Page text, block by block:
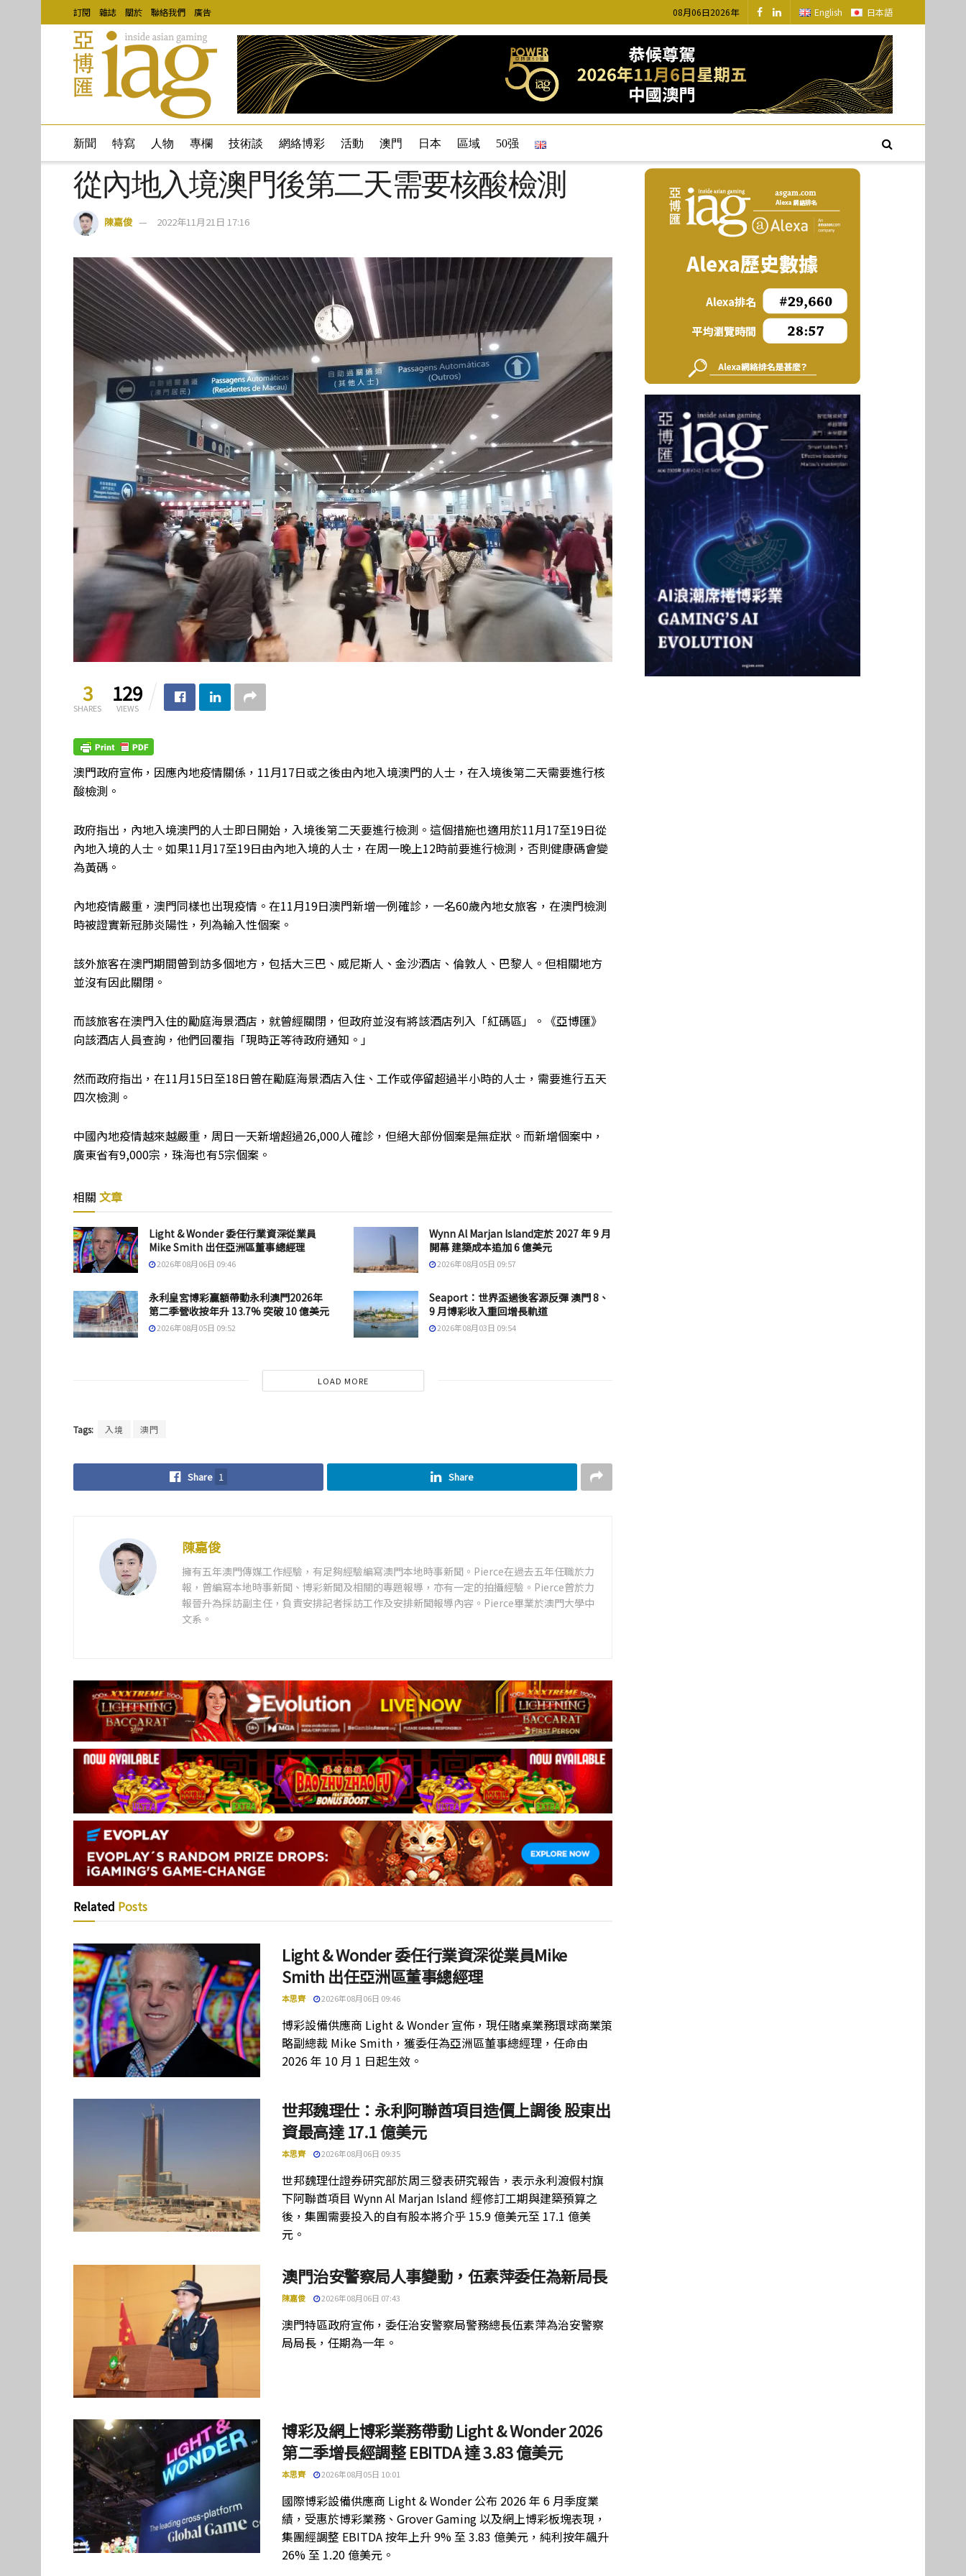
訂閱 雜誌 關於 聯絡我們 廣告 08月06日2026年 English 日本語
新聞 特寫 人物 專欄 技術談 網絡博彩 活動 澳門 日本 區域 50强
從內地入境澳門後第二天需要核酸檢測
陳嘉俊 2022年11月21日 17:16
3
SHARES
129
VIEWS
澳門政府宣佈，因應內地疫情關係，11月17日或之後由內地入境澳門的人士，在入境後第二天需要進行核
酸檢測。
政府指出，內地入境澳門的人士即日開始，入境後第二天要進行檢測。這個措施也適用於11月17至19日從
內地入境的人士。如果11月17至19日由內地入境的人士，在周一晚上12時前要進行檢測，否則健康碼會變
為黃碼。
內地疫情嚴重，澳門同樣也出現疫情。在11月19日澳門新增一例確診，一名60歲內地女旅客，在澳門檢測
時被證實新冠肺炎陽性，列為輸入性個案。
該外旅客在澳門期間曾到訪多個地方，包括大三巴、威尼斯人、金沙酒店、倫敦人、巴黎人。但相關地方
並沒有因此關閉。
而該旅客在澳門入住的勵庭海景酒店，就曾經關閉，但政府並沒有將該酒店列入「紅碼區」。《亞博匯》
向該酒店人員查詢，他們回覆指「現時正等待政府通知。」
然而政府指出，在11月15日至18日曾在勵庭海景酒店入住、工作或停留超過半小時的人士，需要進行五天
四次檢測。
中國內地疫情越來越嚴重，周日一天新增超過26,000人確診，但絕大部份個案是無症狀。而新增個案中，
廣東省有9,000宗，珠海也有5宗個案。
相關 文章
Light & Wonder 委任行業資深從業員
Mike Smith 出任亞洲區董事總經理
2026年08月06日 09:46
Wynn Al Marjan Island定於 2027 年 9 月
開幕 建築成本追加 6 億美元
2026年08月05日 09:57
永利皇宮博彩贏額帶動永利澳門2026年
第二季營收按年升 13.7% 突破 10 億美元
2026年08月05日 09:52
Seaport：世界盃過後客源反彈 澳門 8、
9 月博彩收入重回增長軌道
2026年08月03日 09:54
LOAD MORE
Tags: 入境 澳門
Share 1 Share
陳嘉俊
擁有五年澳門傳媒工作經驗，有足夠經驗編寫澳門本地時事新聞。Pierce在過去五年任職於力
報，曾編寫本地時事新聞、博彩新聞及相關的專題報導，亦有一定的拍攝經驗。Pierce曾於力
報晉升為採訪副主任，負責安排記者採訪工作及安排新聞報導內容。Pierce畢業於澳門大學中
文系。
Related Posts
Light & Wonder 委任行業資深從業員Mike
Smith 出任亞洲區董事總經理
本思齊 2026年08月06日 09:46
博彩設備供應商 Light & Wonder 宣佈，現任賭桌業務環球商業策
略副總裁 Mike Smith，獲委任為亞洲區董事總經理，任命由
2026 年 10 月 1 日起生效。
世邦魏理仕：永利阿聯酋項目造價上調後 股東出
資最高達 17.1 億美元
本思齊 2026年08月06日 09:35
世邦魏理仕證券研究部於周三發表研究報告，表示永利渡假村旗
下阿聯酋項目 Wynn Al Marjan Island 經修訂工期與建築預算之
後，集團需要投入的自有股本將介乎 15.9 億美元至 17.1 億美
元。
澳門治安警察局人事變動，伍素萍委任為新局長
陳嘉俊 2026年08月06日 07:43
澳門特區政府宣佈，委任治安警察局警務總長伍素萍為治安警察
局局長，任期為一年。
博彩及網上博彩業務帶動 Light & Wonder 2026
第二季增長經調整 EBITDA 達 3.83 億美元
本思齊 2026年08月05日 10:01
國際博彩設備供應商 Light & Wonder 公布 2026 年 6 月季度業
績，受惠於博彩業務、Grover Gaming 以及網上博彩板塊表現，
集團經調整 EBITDA 按年上升 9% 至 3.83 億美元，純利按年飆升
26% 至 1.20 億美元。